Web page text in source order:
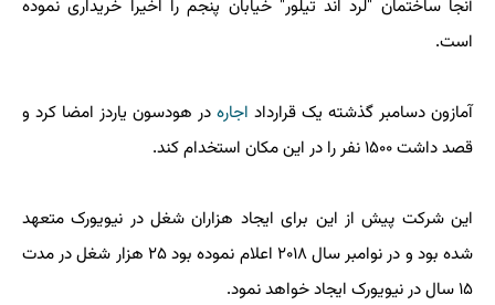
آنجا ساختمان "لرد اند تیلور" خیابان پنجم را اخیرا خریداری نموده
است.
آمازون دسامبر گذشته یک قرارداد اجاره در هودسون یاردز امضا کرد و
قصد داشت ۱۵۰۰ نفر را در این مکان استخدام کند.
این شرکت پیش از این برای ایجاد هزاران شغل در نیویورک متعهد
شده بود و در نوامبر سال ۲۰۱۸ اعلام نموده بود ۲۵ هزار شغل در مدت
۱۵ سال در نیویورک ایجاد خواهد نمود.